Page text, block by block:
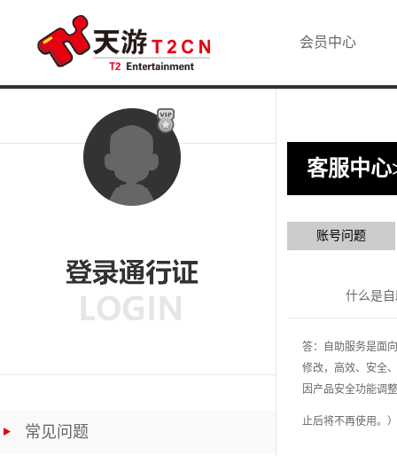
会员中心
常见问题
客服中
账号问题
什么是
答：自助服务是面
修改，高效、安全
因产品安全功能调
止后将不再使用。